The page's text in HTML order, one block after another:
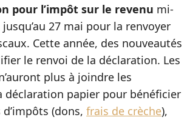
pour l’impôt sur le revenu mi-
27 mai pour la renvoyer
Cette année, des nouveautés
le renvoi de la déclaration. Les
plus à joindre les
déclaration papier pour bénéficier
(dons, frais de crèche),